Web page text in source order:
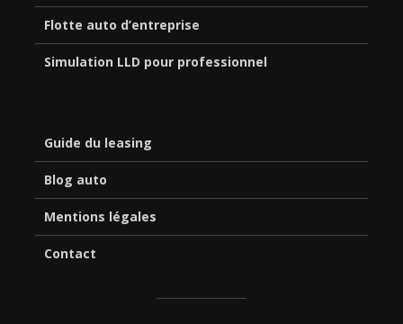
Flotte auto d’entreprise
Simulation LLD pour professionnel
Guide du leasing
Blog auto
Mentions légales
Contact